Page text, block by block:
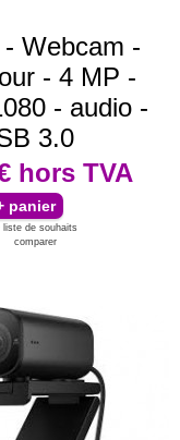
Webcam -
- 4 MP -
- audio -
3.0
hors TVA
liste de souhaits
comparer